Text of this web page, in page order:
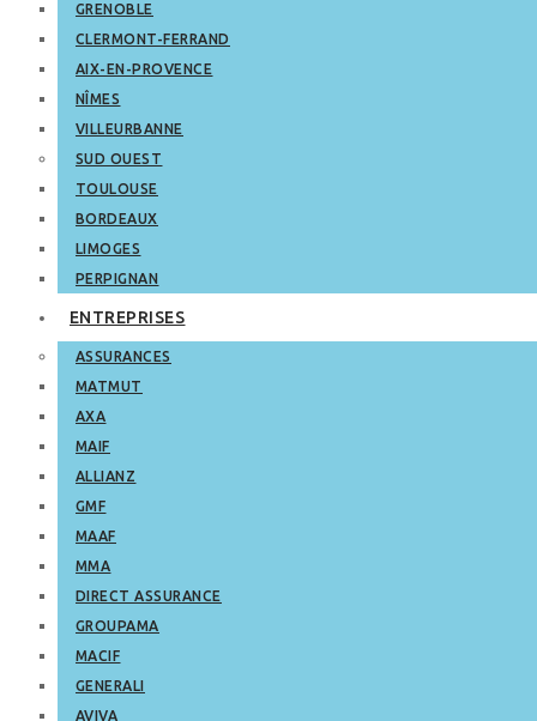
GRENOBLE
CLERMONT-FERRAND
AIX-EN-PROVENCE
NÎMES
VILLEURBANNE
SUD OUEST
TOULOUSE
BORDEAUX
LIMOGES
PERPIGNAN
ENTREPRISES
ASSURANCES
MATMUT
AXA
MAIF
ALLIANZ
GMF
MAAF
MMA
DIRECT ASSURANCE
GROUPAMA
MACIF
GENERALI
AVIVA